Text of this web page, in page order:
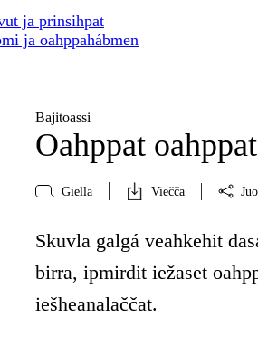
ja prinsihpat
ja oahppahábmen
Bajitoassi
Oahppat oahppat
Giella Viečča
Skuvla galgá veahkehit
birra, ipmirdit iežaset
iešheanalaččat.